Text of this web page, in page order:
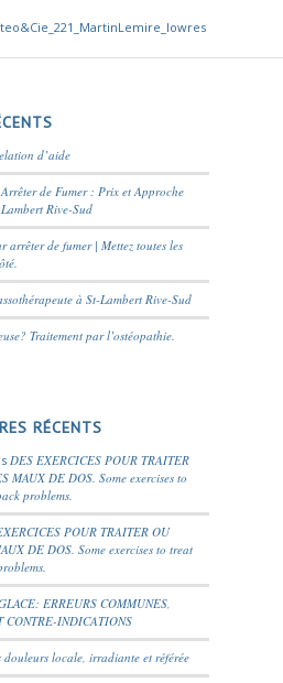
d’aide
de Fumer : Prix et Approche
Rive-Sud
arrêter de fumer | Mettez toutes les
à St-Lambert Rive-Sud
Traitement par l’ostéopathie.
RÉCENTS
DES EXERCICES POUR TRAITER
MAUX DE DOS. Some exercises to
problems.
POUR TRAITER OU
DE DOS. Some exercises to treat
ERREURS COMMUNES,
CONTRE-INDICATIONS
douleurs locale, irradiante et référée